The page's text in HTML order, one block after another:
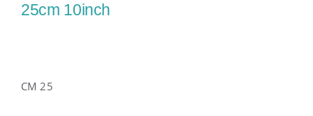
25cm 10inch
CM 25